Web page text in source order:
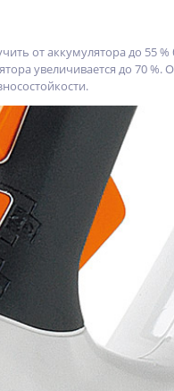
от аккумулятора до
увеличивается до 70